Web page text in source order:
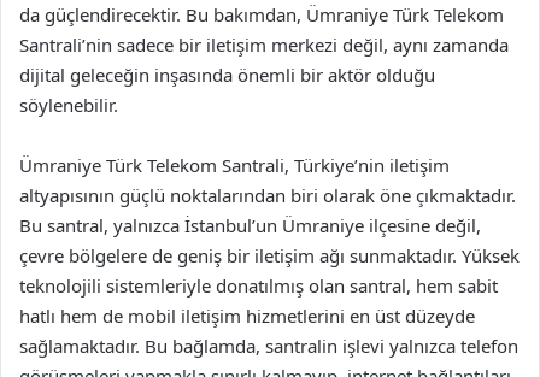
da güçlendirecektir. Bu bakımdan, Ümraniye Türk Telekom
Santrali’nin sadece bir iletişim merkezi değil, aynı zamanda
dijital geleceğin inşasında önemli bir aktör olduğu
söylenebilir.
Ümraniye Türk Telekom Santrali, Türkiye’nin iletişim
altyapısının güçlü noktalarından biri olarak öne çıkmaktadır.
Bu santral, yalnızca İstanbul’un Ümraniye ilçesine değil,
çevre bölgelere de geniş bir iletişim ağı sunmaktadır. Yüksek
teknolojili sistemleriyle donatılmış olan santral, hem sabit
hatlı hem de mobil iletişim hizmetlerini en üst düzeyde
sağlamaktadır. Bu bağlamda, santralin işlevi yalnızca telefon